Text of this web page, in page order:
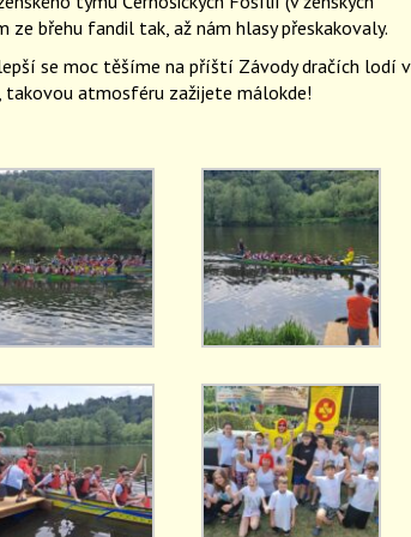
ze břehu fandil tak, až nám hlasy přeskakovaly.
se moc těšíme na příští Závody dračích lodí v
atmosféru zažijete málokde!